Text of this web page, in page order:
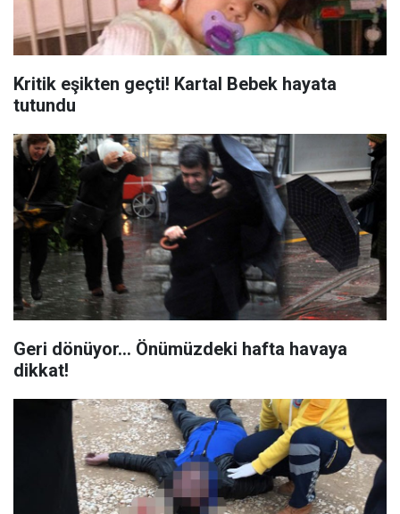
Kritik eşikten geçti! Kartal Bebek hayata
tutundu
Geri dönüyor… Önümüzdeki hafta havaya
dikkat!